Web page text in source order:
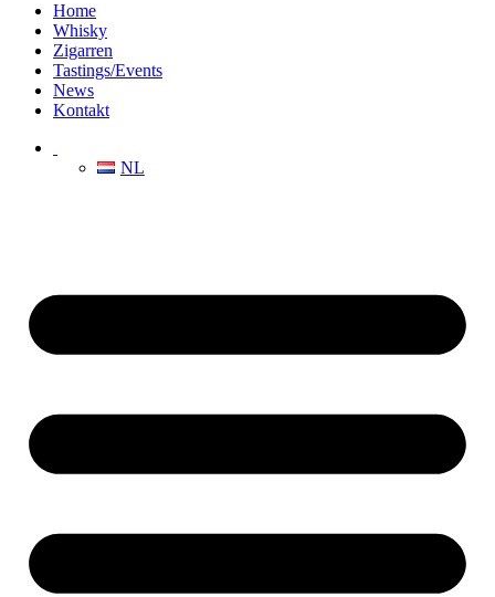
Home
Whisky
Zigarren
Tastings/Events
News
Kontakt
NL